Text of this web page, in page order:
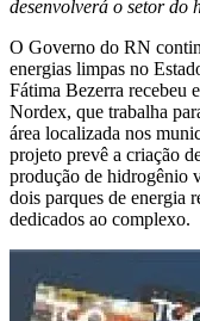
desenvolverá o setor do
O Governo do RN
energias limpas no
Fátima Bezerra recebeu
Nordex, que trabalha
área localizada nos
projeto prevê a criação
produção de hidrogênio
dois parques de energia
dedicados ao complexo.